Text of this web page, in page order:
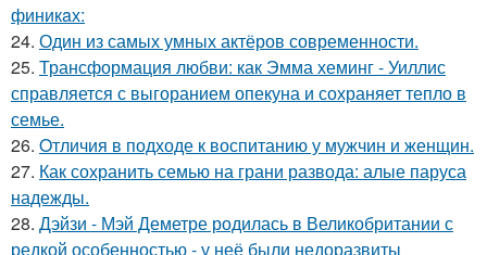
финикaх:
24. Один из самых умных актёров современности.
25. Трансформация любви: как Эмма хеминг - Уиллис
справляется с выгоранием опекуна и сохраняет тепло в
семье.
26. Oтличия в подходе к воспитанию у мужчин и женщин.
27. Как сохранить семью на грани развода: алые паруса
надежды.
28. Дэйзи - Мэй Деметре родилась в Великобритании с
редкой особенностью - у неё были недоразвиты